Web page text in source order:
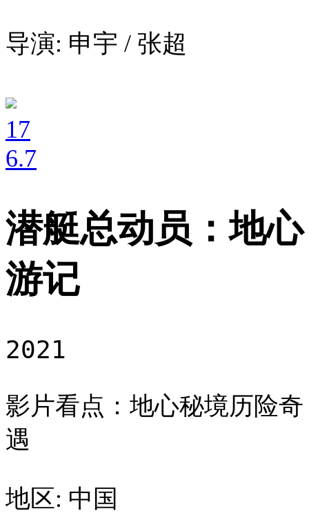
导演: 申宇 / 张超
17
6.7
潜艇总动员：地心
游记
2021
影片看点：地心秘境历险奇
遇
地区: 中国